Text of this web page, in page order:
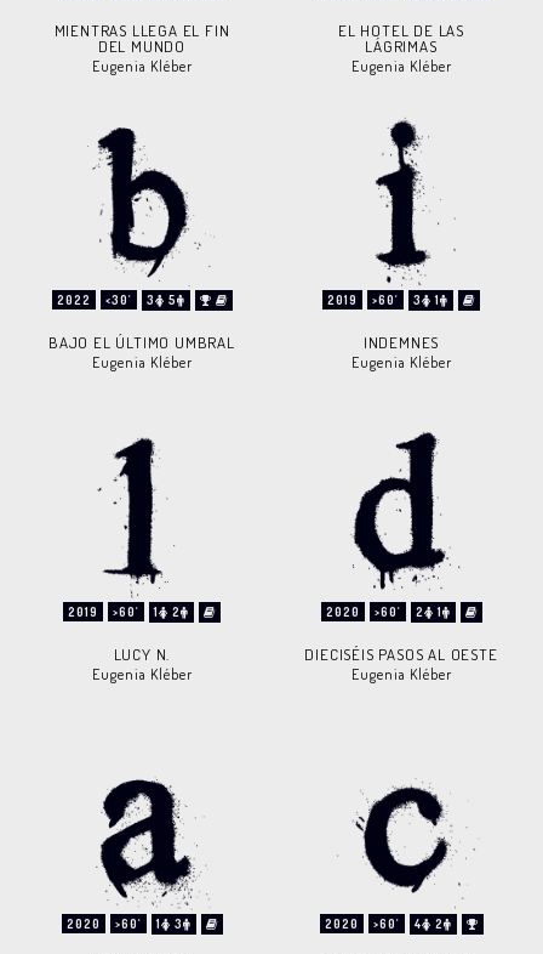
MIENTRAS LLEGA EL FIN
DEL MUNDO
Eugenia Kléber
EL HOTEL DE LAS
LÁGRIMAS
Eugenia Kléber
2022 <30' 3 5
BAJO EL ÚLTIMO UMBRAL
Eugenia Kléber
2019 >60' 3 1
INDEMNES
Eugenia Kléber
2019 >60' 1 2
LUCY N.
Eugenia Kléber
2020 >60' 2 1
DIECISÉIS PASOS AL OESTE
Eugenia Kléber
2020 >60' 1 3 2020 >60' 4 2